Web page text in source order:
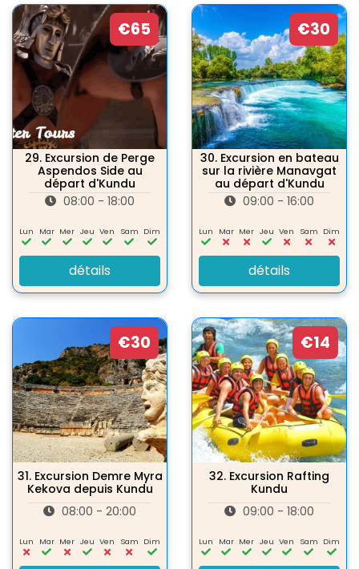
€65
29. Excursion de Perge
Aspendos Side au
départ d'Kundu
08:00 - 18:00
Lun Mar Mer Jeu Ven Sam Dim
détails
€30
30. Excursion en bateau
sur la rivière Manavgat
au départ d'Kundu
09:00 - 16:00
Lun Mar Mer Jeu Ven Sam Dim
détails
€30
31. Excursion Demre Myra
Kekova depuis Kundu
08:00 - 20:00
Lun Mar Mer Jeu Ven Sam Dim
€14
32. Excursion Rafting
Kundu
09:00 - 18:00
Lun Mar Mer Jeu Ven Sam Dim